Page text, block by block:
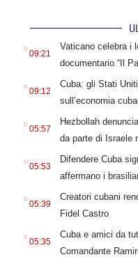
. 09:21
Vaticano celebra i
documentario “Il
. 09:12
Cuba: gli Stati
sull’economia
. 05:57
Hezbollah
da parte di Israele
. 05:53
Difendere Cuba
affermano i
. 05:39
Creatori cubani
Fidel Castro
. 05:35
Cuba e amici da
Comandante